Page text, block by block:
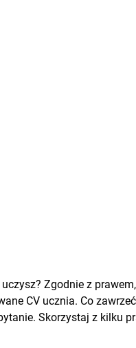
Zgodnie z
CV ucznia. Co
Skorzystaj z kilku